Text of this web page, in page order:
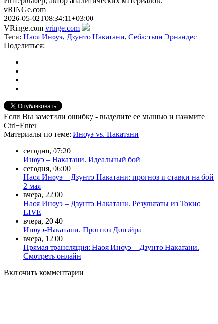
vRINGe.com
2026-05-02T08:34:11+03:00
VRinge.com vringe.com
Теги: Наоя Иноуэ, Дзунто Накатани, Себастьян Эрнандес
Поделиться:
Если Вы заметили ошибку - выделите ее мышью и нажмите
Ctrl+Enter
Материалы по теме: Иноуэ vs. Накатани
сегодня, 07:20
Иноуэ – Накатани. Идеальный бой
сегодня, 06:00
Наоя Иноуэ – Дзунто Накатани: прогноз и ставки на бой
2 мая
вчера, 22:00
Наоя Иноуэ – Дзунто Накатани. Результаты из Токио
LIVE
вчера, 20:40
Иноуэ-Накатани. Прогноз Донэйра
вчера, 12:00
Прямая трансляция: Наоя Иноуэ – Дзунто Накатани.
Смотреть онлайн
Включить комментарии